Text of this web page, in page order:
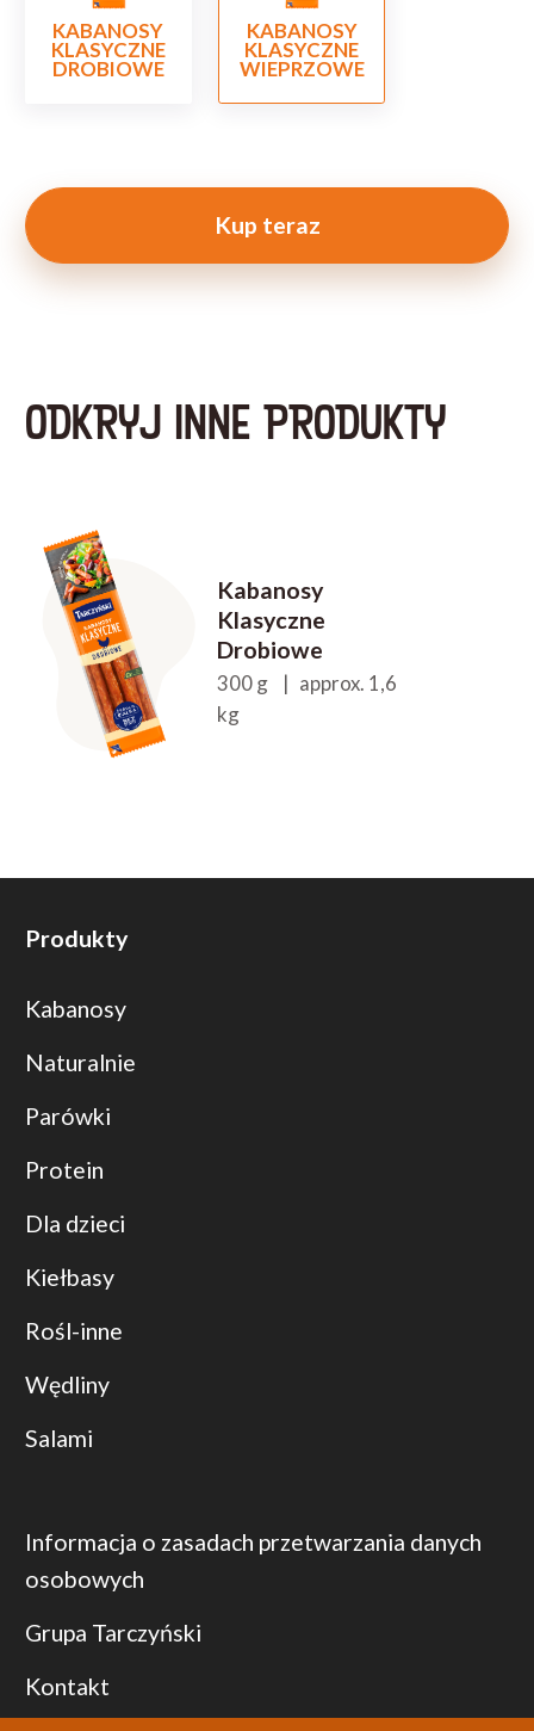
KABANOSY
KLASYCZNE
DROBIOWE
KABANOSY
KLASYCZNE
WIEPRZOWE
Kup teraz
ODKRYJ INNE PRODUKTY
Kabanosy
Klasyczne
Drobiowe
300 g | approx. 1,6
kg
Produkty
Kabanosy
Naturalnie
Parówki
Protein
Dla dzieci
Kiełbasy
Rośl-inne
Wędliny
Salami
Informacja o zasadach przetwarzania danych
osobowych
Grupa Tarczyński
Kontakt